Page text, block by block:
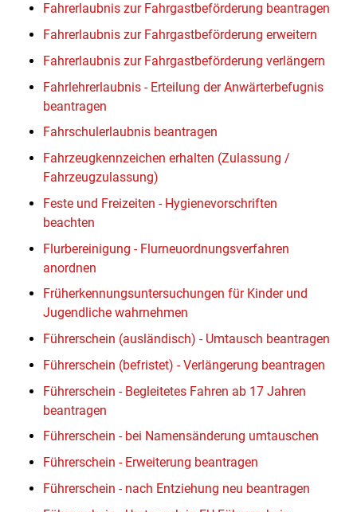
Fahrerlaubnis zur Fahrgastbeförderung beantragen
Fahrerlaubnis zur Fahrgastbeförderung erweitern
Fahrerlaubnis zur Fahrgastbeförderung verlängern
Fahrlehrerlaubnis - Erteilung der Anwärterbefugnis
beantragen
Fahrschulerlaubnis beantragen
Fahrzeugkennzeichen erhalten (Zulassung /
Fahrzeugzulassung)
Feste und Freizeiten - Hygienevorschriften
beachten
Flurbereinigung - Flurneuordnungsverfahren
anordnen
Früherkennungsuntersuchungen für Kinder und
Jugendliche wahrnehmen
Führerschein (ausländisch) - Umtausch beantragen
Führerschein (befristet) - Verlängerung beantragen
Führerschein - Begleitetes Fahren ab 17 Jahren
beantragen
Führerschein - bei Namensänderung umtauschen
Führerschein - Erweiterung beantragen
Führerschein - nach Entziehung neu beantragen